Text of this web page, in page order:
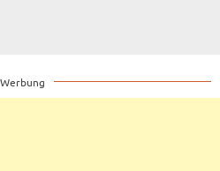
Werbung